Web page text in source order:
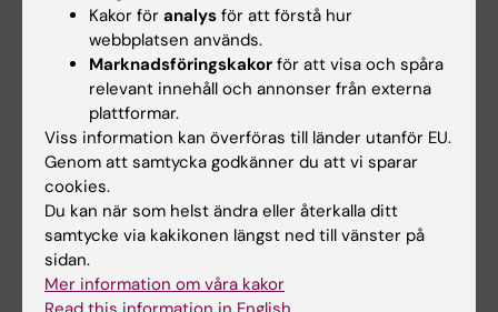
Relaterade artiklar
Kakor för analys för att förstå hur
webbplatsen används.
Marknadsföringskakor för att visa och spåra
relevant innehåll och annonser från externa
plattformar.
Viss information kan överföras till länder utanför EU.
Genom att samtycka godkänner du att vi sparar
cookies.
Du kan när som helst ändra eller återkalla ditt
samtycke via kakikonen längst ned till vänster på
sidan.
Mer information om våra kakor